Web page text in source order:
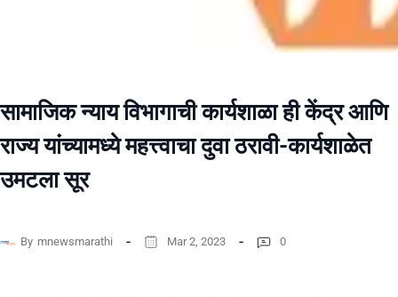
सामाजिक न्याय विभागाची कार्यशाळा ही केंद्र आणि
राज्य यांच्यामध्ये महत्त्वाचा दुवा ठरावी-कार्यशाळेत
उमटला सूर
By mnewsmarathi Mar 2, 2023 0